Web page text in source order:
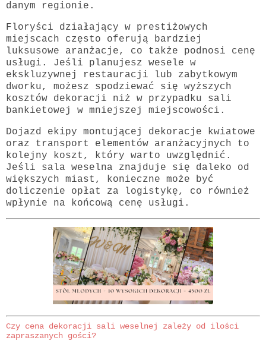
danym regionie.
Floryści działający w prestiżowych
miejscach często oferują bardziej
luksusowe aranżacje, co także podnosi cenę
usługi. Jeśli planujesz wesele w
ekskluzywnej restauracji lub zabytkowym
dworku, możesz spodziewać się wyższych
kosztów dekoracji niż w przypadku sali
bankietowej w mniejszej miejscowości.
Dojazd ekipy montującej dekoracje kwiatowe
oraz transport elementów aranżacyjnych to
kolejny koszt, który warto uwzględnić.
Jeśli sala weselna znajduje się daleko od
większych miast, konieczne może być
doliczenie opłat za logistykę, co również
wpłynie na końcową cenę usługi.
Czy cena dekoracji sali weselnej zależy od ilości
zapraszanych gości?